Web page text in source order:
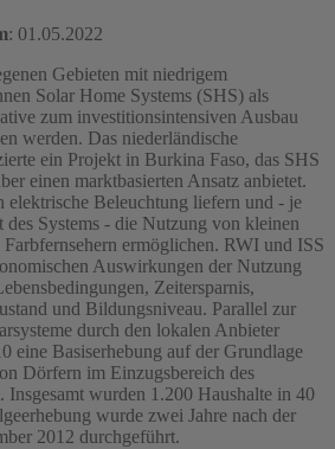
: 01.05.2022
Gebieten mit niedrigem
Solar Home Systems (SHS) als
zum investitionsintensiven Ausbau
werden. Das niederländische
ein Projekt in Burkina Faso, das SHS
einen marktbasierten Ansatz anbietet.
elektrische Beleuchtung liefern und - je
des Systems - die Nutzung von kleinen
ermöglichen. RWI und ISS
Auswirkungen der Nutzung
Zeitersparnis,
und Bildungsniveau. Parallel zur
durch den lokalen Anbieter
eine Basiserhebung auf der Grundlage
Dörfern im Einzugsbereich des
Insgesamt wurden 1.200 Haushalte in 40
wurde zwei Jahre nach der
2012 durchgeführt.